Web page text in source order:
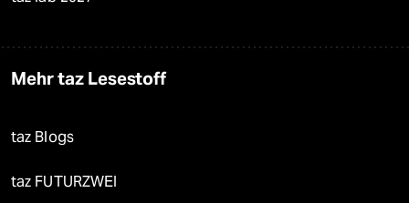
Mehr taz Lesestoff
taz Blogs
taz FUTURZWEI